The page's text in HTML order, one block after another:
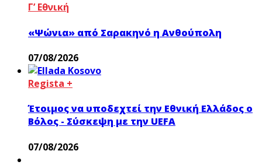
Γ’ Εθνική
«Ψώνια» από Σαρακηνό η Ανθούπολη
07/08/2026
Regista +
Έτοιμος να υποδεχτεί την Εθνική Ελλάδος ο
Βόλος - Σύσκεψη με την UEFA
07/08/2026